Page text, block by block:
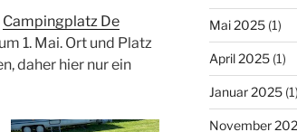
Campingplatz De
1. Mai. Ort und Platz
daher hier nur ein
Mai 2025(1)
April 2025(1)
Januar 2025(1)
November